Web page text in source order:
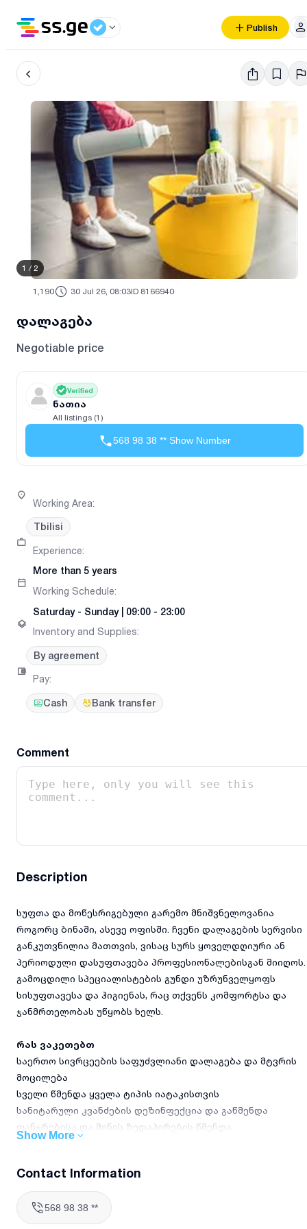
Publish
1 / 2
1,190 30 Jul 26, 08:03ID 8166940
დალაგება
Negotiable price
Verified
ნათია
All listings (1)
568 98 38 ** Show Number
Working Area:
Tbilisi
Experience:
More than 5 years
Working Schedule:
Saturday- Sunday| 09:00 - 23:00
Inventory and Supplies:
By agreement
Pay:
Cash Bank transfer
Comment
Description
სუფთა და მოწესრიგებული გარემო მნიშვნელოვანია
როგორც ბინაში, ასევე ოფისში. ჩვენი დალაგების სერვისი
განკუთვნილია მათთვის, ვისაც სურს ყოველდღიური ან
პერიოდული დასუფთავება პროფესიონალებისგან მიიღოს.
გამოცდილი სპეციალისტების გუნდი უზრუნველყოფს
სისუფთავესა და ჰიგიენას, რაც თქვენს კომფორტსა და
ჯანმრთელობას უწყობს ხელს.
რას ვაკეთებთ
საერთო სივრცეების საფუძვლიანი დალაგება და მტვრის
მოცილება
სველი წმენდა ყველა ტიპის იატაკისთვის
სანიტარული კვანძების დეზინფექცია და გაწმენდა
ფანჯრებისა და მინის ზედაპირების წმენდა
სამზარეულოს ზონების დეტალური დასუფთავება
რატომ აირჩიოთ ჩვენთან
5 წელზე მეტი გამოცდილება ბინებისა და ოფისების
დასუფთავებაში
Show More
Contact Information
568 98 38 **